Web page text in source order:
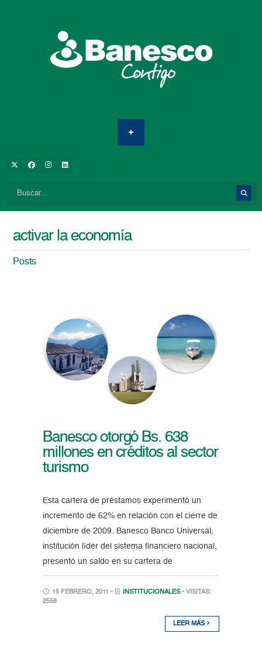
activar la economía
Posts
Banesco otorgó Bs. 638
millones en créditos al sector
turismo
Esta cartera de préstamos experimentó un
incremento de 62% en relación con el cierre de
diciembre de 2009. Banesco Banco Universal,
institución líder del sistema financiero nacional,
presentó un saldo en su cartera de
15 FEBRERO, 2011 • INSTITUCIONALES • VISITAS:
2558
LEER MÁS